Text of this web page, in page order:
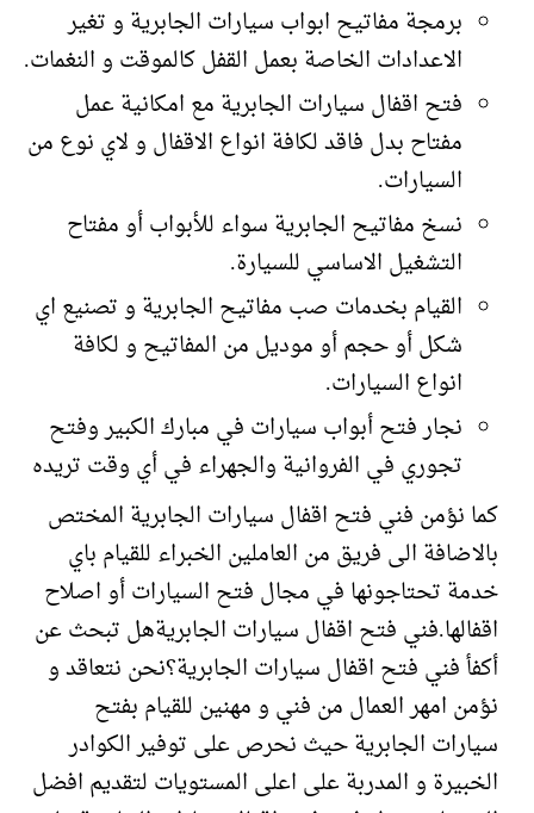
برمجة مفاتيح ابواب سيارات الجابرية و تغير
الاعدادات الخاصة بعمل القفل كالموقت و النغمات.
فتح اقفال سيارات الجابرية مع امكانية عمل
مفتاح بدل فاقد لكافة انواع الاقفال و لاي نوع من
السيارات.
نسخ مفاتيح الجابرية سواء للأبواب أو مفتاح
التشغيل الاساسي للسيارة.
القيام بخدمات صب مفاتيح الجابرية و تصنيع اي
شكل أو حجم أو موديل من المفاتيح و لكافة
انواع السيارات.
نجار فتح أبواب سيارات في مبارك الكبير وفتح
تجوري في الفروانية والجهراء في أي وقت تريده
كما نؤمن فني فتح اقفال سيارات الجابرية المختص
بالاضافة الى فريق من العاملين الخبراء للقيام باي
خدمة تحتاجونها في مجال فتح السيارات أو اصلاح
اقفالها.فني فتح اقفال سيارات الجابريةهل تبحث عن
أكفأ فني فتح اقفال سيارات الجابرية؟نحن نتعاقد و
نؤمن امهر العمال من فني و مهنين للقيام بفتح
سيارات الجابرية حيث نحرص على توفير الكوادر
الخبيرة و المدربة على اعلى المستويات لتقديم افضل